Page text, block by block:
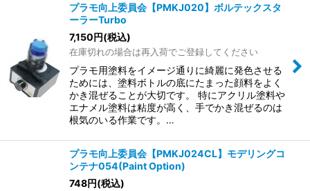
プラモ向上委員会【PMKJ020】ボルテックスタ
ーラーTurbo
7,150円(税込)
在庫切れの場合は再入荷でご登録してください
プラモ用塗料をイメージ通りに綺麗に発色させる
ためには、塗料ボトルの底にたまった顔料をよく
かき混ぜることが大切です。 特にアクリル塗料や
エナメル塗料は粘度が高く、手でかき混ぜるのは
根気のいる作業です。…
プラモ向上委員会【PMKJ024CL】モデリングコ
ンテナ054(Paint Option)
748円(税込)